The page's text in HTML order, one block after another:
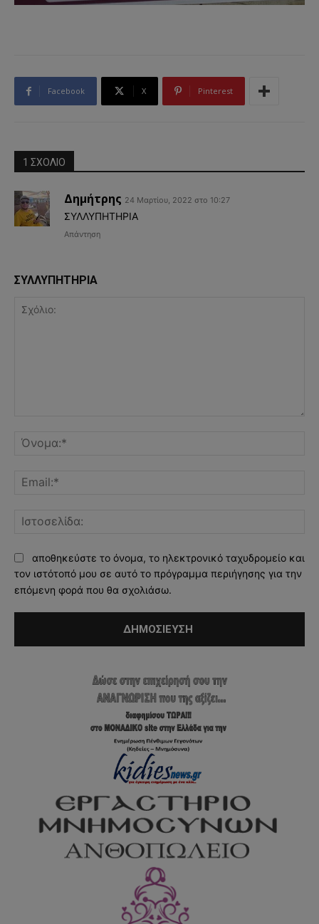
Facebook X Pinterest
1 ΣΧΟΛΙΟ
Δημήτρης 24 Μαρτίου, 2022 στο 10:27
ΣΥΛΛΥΠΗΤΗΡΙΑ
Απάντηση
ΣΥΛΛΥΠΗΤΗΡΙΑ
αποθηκεύστε το όνομα, το ηλεκτρονικό ταχυδρομείο και
τον ιστότοπό μου σε αυτό το πρόγραμμα περιήγησης για την
επόμενη φορά που θα σχολιάσω.